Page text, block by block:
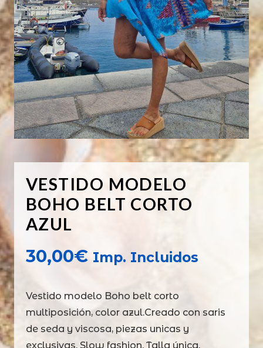
VESTIDO MODELO
BOHO BELT CORTO
AZUL
30,00€ Imp. Incluidos
Vestido modelo Boho belt corto
multiposición, color azul.Creado con saris
de seda y viscosa, piezas unicas y
exclusivas. Slow fashion. Talla única.